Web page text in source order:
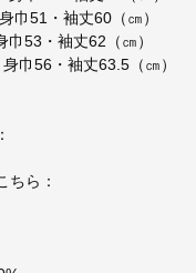
51・袖丈60（㎝）
53・袖丈62（㎝）
巾56・袖丈63.5（㎝）
ちら：